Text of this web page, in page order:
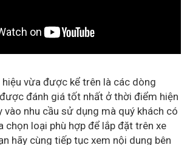
vừa được kể trên là các dòng
đánh giá tốt nhất ở thời điểm hiện
vào nhu cầu sử dụng mà quý khách có
chọn loại phù hợp để lắp đặt trên xe
hãy cùng tiếp tục xem nội dung bên